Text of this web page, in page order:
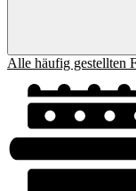
Alle häufig gestellten